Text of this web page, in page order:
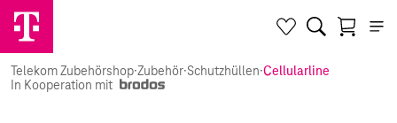
Telekom Zubehörshop·Zubehör·Schutzhüllen·Cellularline
In Kooperation mit